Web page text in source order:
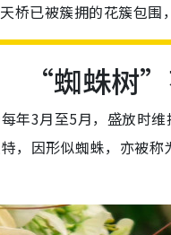
桥已被簇拥的花簇包围
“蜘蛛树”
年3月至5月，盛放时
，因形似蜘蛛，亦被